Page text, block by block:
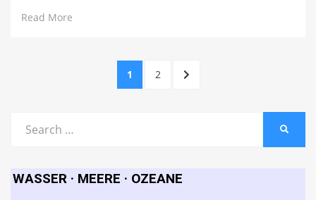
Read More
Beitragsnavigation
PAGE
1 PAGE
2
NEXT
for:
WASSER · MEERE · OZEANE